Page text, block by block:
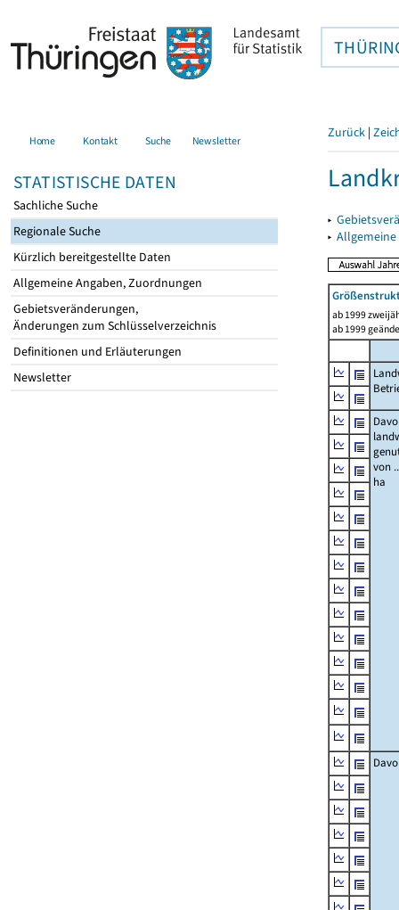
Home Kontakt Suche Newsletter
STATISTISCHE DATEN
Sachliche Suche
Regionale Suche
Kürzlich bereitgestellte Daten
Allgemeine Angaben, Zuordnungen
Gebietsveränderungen,
Änderungen zum Schlüsselverzeichnis
Definitionen und Erläuterungen
Newsletter
Zurück |
▸
▸
ab 1999
ab 1999
von
ha